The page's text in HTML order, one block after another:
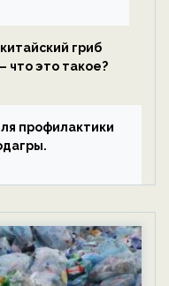
гриб
что это такое?
профилактики